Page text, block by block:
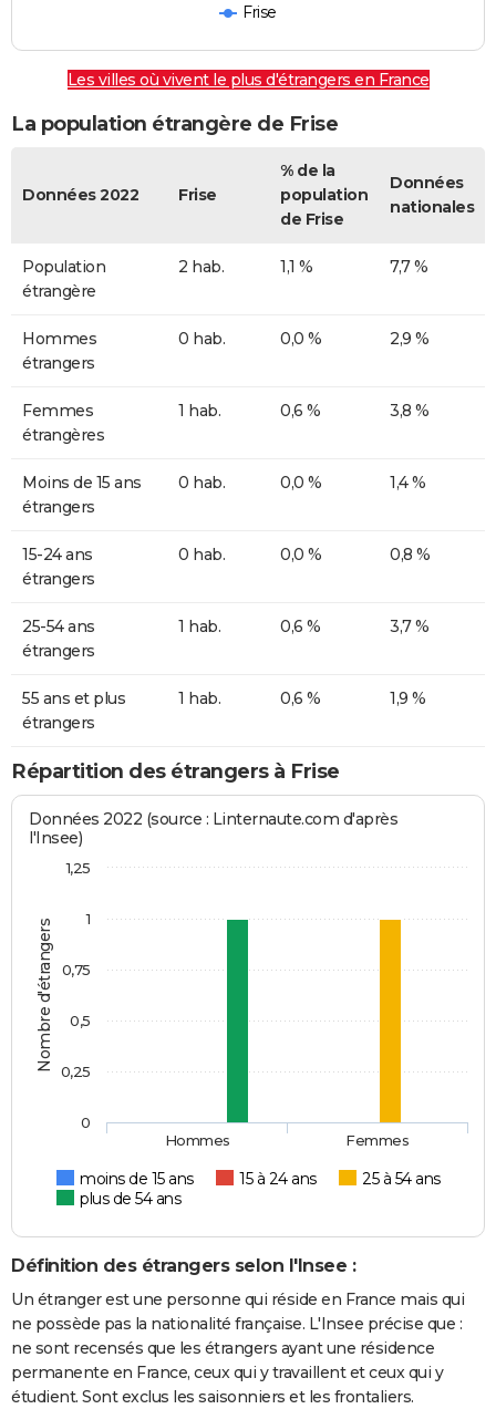
Frise
Les villes où vivent le plus d'étrangers en France
La population étrangère de Frise
Données 2022 Frise
% de la
population
de Frise
Données
nationales
Population
étrangère
2 hab. 1,1 % 7,7 %
Hommes
étrangers
0 hab. 0,0 % 2,9 %
Femmes
étrangères
1 hab. 0,6 % 3,8 %
Moins de 15 ans
étrangers
0 hab. 0,0 % 1,4 %
15-24 ans
étrangers
0 hab. 0,0 % 0,8 %
25-54 ans
étrangers
1 hab. 0,6 % 3,7 %
55 ans et plus
étrangers
1 hab. 0,6 % 1,9 %
Répartition des étrangers à Frise
Nombre d'étrangers
Données 2022 (source : Linternaute.com d'après
l'Insee)
moins de 15 ans 15 à 24 ans
25 à 54 ans
plus de 54 ans
Hommes Femmes
0
0,25
0,5
0,75
1
1,25
Définition des étrangers selon l'Insee :
Un étranger est une personne qui réside en France mais qui
ne possède pas la nationalité française. L'Insee précise que :
ne sont recensés que les étrangers ayant une résidence
permanente en France, ceux qui y travaillent et ceux qui y
étudient. Sont exclus les saisonniers et les frontaliers.